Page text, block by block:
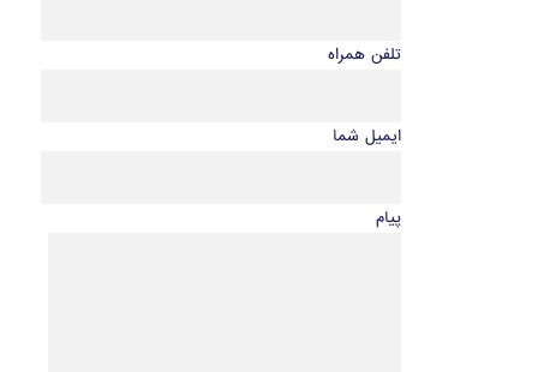
تلفن همراه
ایمیل شما
پیام